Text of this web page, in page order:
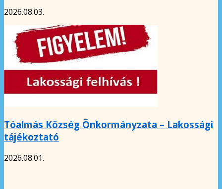
2026.08.03.
Tóalmás Község Önkormányzata – Lakossági
tájékoztató
2026.08.01.